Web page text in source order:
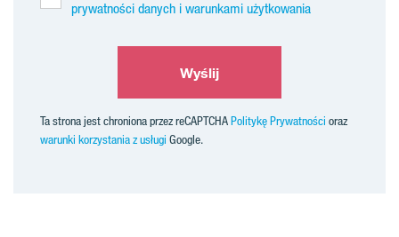
prywatności danych i warunkami użytkowania
Wyślij
Ta strona jest chroniona przez reCAPTCHAPolitykę Prywatności oraz
warunki korzystania z usługi Google.